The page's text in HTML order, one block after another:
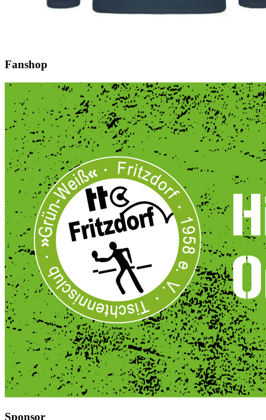
Fanshop
Sponsor